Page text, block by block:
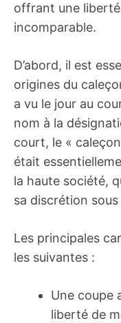
offrant une
incomparable.
D’abord, il est
origines du
a vu le jour au
nom à la
court, le «
était
la haute société,
sa discrétion
Les principales
les suivantes :
Une coupe
liberté de